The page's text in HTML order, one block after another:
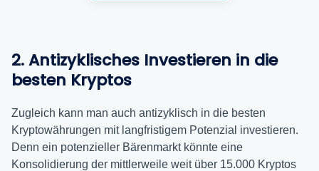
2. Antizyklisches Investieren in die
besten Kryptos
Zugleich kann man auch antizyklisch in die besten
Kryptowährungen mit langfristigem Potenzial investieren.
Denn ein potenzieller Bärenmarkt könnte eine
Konsolidierung der mittlerweile weit über 15.000 Kryptos